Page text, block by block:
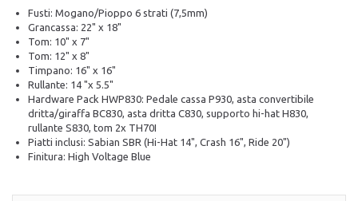
Fusti: Mogano/Pioppo 6 strati (7,5mm)
Grancassa: 22" x 18"
Tom: 10" x 7"
Tom: 12" x 8"
Timpano: 16" x 16"
Rullante: 14 "x 5.5"
Hardware Pack HWP830: Pedale cassa P930, asta convertibile
dritta/giraffa BC830, asta dritta C830, supporto hi-hat H830,
rullante S830, tom 2x TH70I
Piatti inclusi: Sabian SBR (Hi-Hat 14", Crash 16", Ride 20")
Finitura: High Voltage Blue